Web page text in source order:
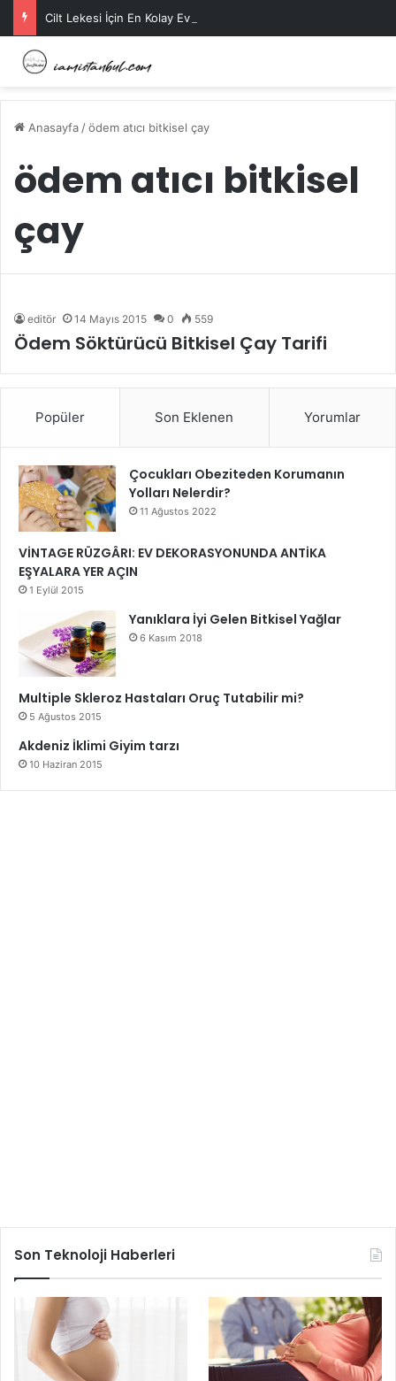
Cilt Lekesi İçin En Kolay Ev Maskeleri Nelerdir?
Anasayfa /ödem atıcı bitkisel çay
ödem atıcı bitkisel
çay
editör 14 Mayıs 2015 0 559
Ödem Söktürücü Bitkisel Çay Tarifi
Popüler Son Eklenen Yorumlar
Çocukları Obeziteden Korumanın
Yolları Nelerdir?
11 Ağustos 2022
VİNTAGE RÜZGÂRI: EV DEKORASYONUNDA ANTİKA
EŞYALARA YER AÇIN
1 Eylül 2015
Yanıklara İyi Gelen Bitkisel Yağlar
6 Kasım 2018
Multiple Skleroz Hastaları Oruç Tutabilir mi?
5 Ağustos 2015
Akdeniz İklimi Giyim tarzı
10 Haziran 2015
Son Teknoloji Haberleri